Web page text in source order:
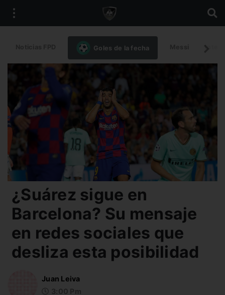
Goles de la fecha
¿Suárez sigue en
Barcelona? Su mensaje
en redes sociales que
desliza esta posibilidad
Juan Leiva